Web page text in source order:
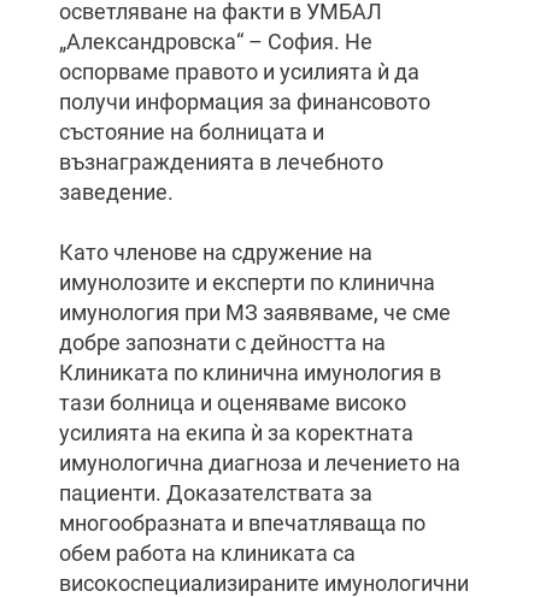
осветляване на факти в УМБАЛ
„Александровска“ – София. Не
оспорваме правото и усилията ѝ да
получи информация за финансовото
състояние на болницата и
възнагражденията в лечебното
заведение.
Като членове на сдружение на
имунолозите и експерти по клинична
имунология при МЗ заявяваме, че сме
добре запознати с дейността на
Клиниката по клинична имунология в
тази болница и оценяваме високо
усилията на екипа ѝ за коректната
имунологична диагноза и лечението на
пациенти. Доказателствата за
многообразната и впечатляваща по
обем работа на клиниката са
високоспециализираните имунологични